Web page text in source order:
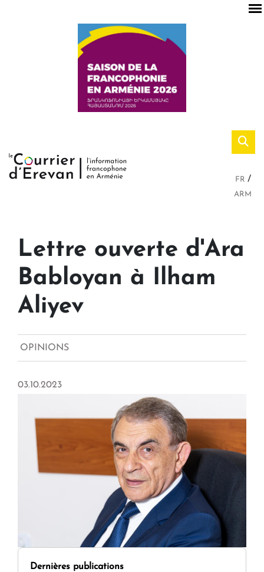
FR
ARM
Lettre ouverte d'Ara
Babloyan à Ilham
Aliyev
OPINIONS
03.10.2023
Dernières publications